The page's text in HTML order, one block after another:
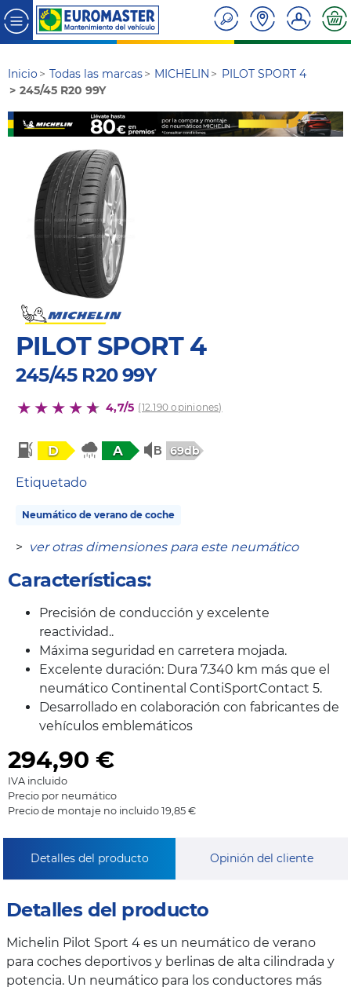
Inicio Todas las marcas MICHELIN
PILOT SPORT 4
245/45 R20 99Y
PILOT SPORT 4
245/45 R20 99Y
4,7/5 (12.190 opiniones)
D A 69db
Etiquetado
Neumático de verano de coche
> ver otras dimensiones para este neumático
Características:
Precisión de conducción y excelente
reactividad..
Máxima seguridad en carretera mojada.
Excelente duración: Dura 7.340 km más que el
neumático Continental ContiSportContact 5.
Desarrollado en colaboración con fabricantes de
vehículos emblemáticos
294,90 €
IVA incluido
Precio por neumático
Precio de montaje no incluido 19,85 €
Detalles del producto Opinión del cliente
Detalles del producto
Michelin Pilot Sport 4 es un neumático de verano
para coches deportivos y berlinas de alta cilindrada y
potencia. Un neumático para los conductores más